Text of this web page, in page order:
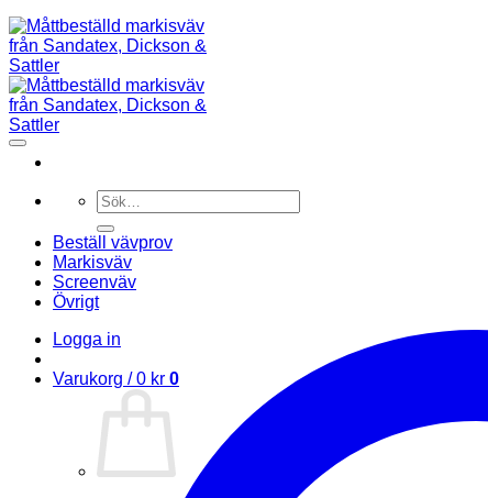
Sök
efter:
Beställ vävprov
Markisväv
Screenväv
Övrigt
Logga in
Varukorg /0 kr 0